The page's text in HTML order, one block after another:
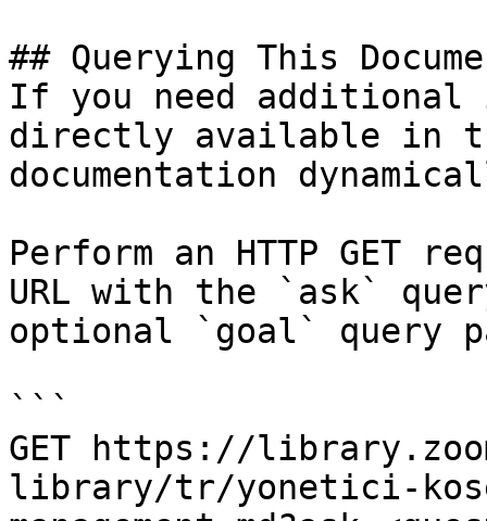
## Querying This
If you need
directly available in
documentation
Perform an HTTP GET
URL with the `ask`
optional `goal` query
```
GET https://
library/tr/yonetici-